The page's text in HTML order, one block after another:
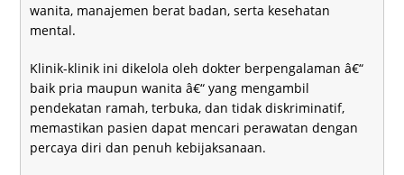
wanita, manajemen berat badan, serta kesehatan
mental.
Klinik-klinik ini dikelola oleh dokter berpengalaman â€“
baik pria maupun wanita â€“ yang mengambil
pendekatan ramah, terbuka, dan tidak diskriminatif,
memastikan pasien dapat mencari perawatan dengan
percaya diri dan penuh kebijaksanaan.